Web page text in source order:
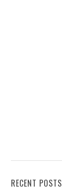
RECENT POSTS